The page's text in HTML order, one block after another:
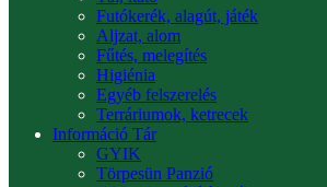
Futókerék, alagút, játék
Aljzat, alom
Fűtés, melegítés
Higiénia
Egyéb felszerelés
Terráriumok, ketrecek
Információ Tár
GYIK
Törpesün Panzió